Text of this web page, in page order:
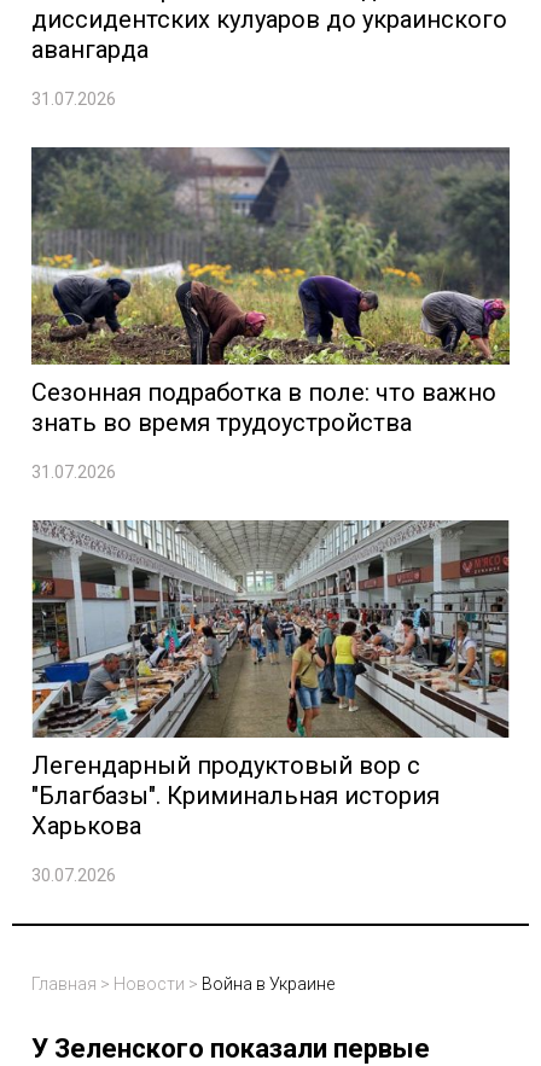
диссидентских кулуаров до украинского
авангарда
31.07.2026
Сезонная подработка в поле: что важно
знать во время трудоустройства
31.07.2026
Легендарный продуктовый вор с
"Благбазы". Криминальная история
Харькова
30.07.2026
Главная > Новости > Война в Украине
У Зеленского показали первые